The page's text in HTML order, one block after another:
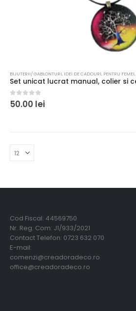
BIJUTERII/ GABLONTURI, IDEI DE CADOURI, PENTRU FEMEI,
0out of 5
50.00 lei
Cod Fiscal: 44569750
Nr. Reg. Com: J1/933/2021
Contact Telefon: 0723 632 070
E-mail:
comenzi@creadoradeco.ro
office@creadoradeco.ro